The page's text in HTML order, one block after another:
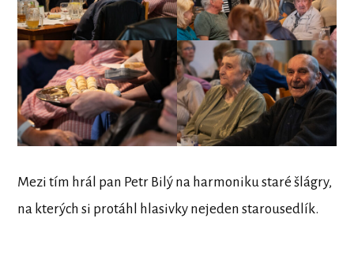
Mezi tím hrál pan Petr Bilý na harmoniku staré šlágry,
na kterých si protáhl hlasivky nejeden starousedlík.